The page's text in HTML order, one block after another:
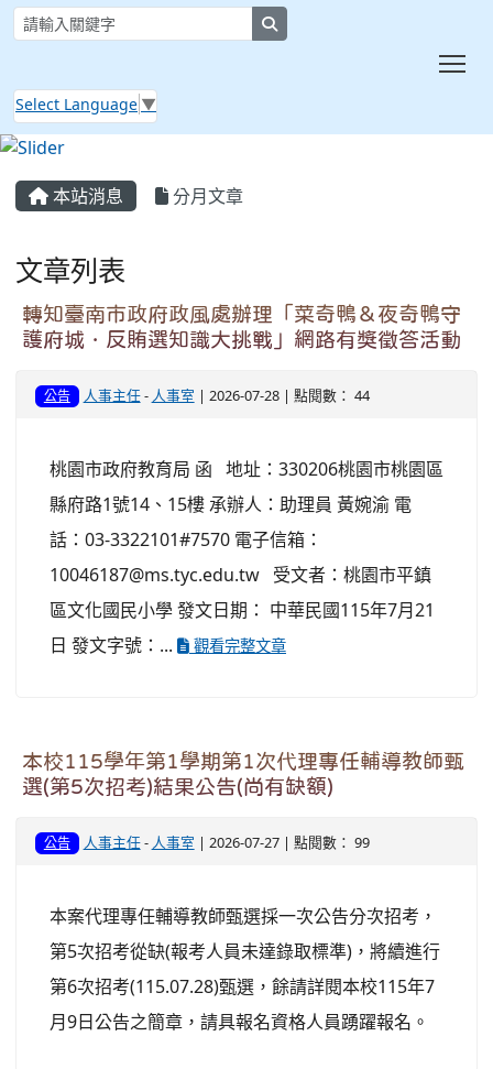
Select Language ▼
本站消息 分月文章
文章列表
轉知臺南市政府政風處辦理「菜奇鴨＆夜奇鴨守
護府城．反賄選知識大挑戰」網路有獎徵答活動
公告 人事主任- 人事室 | 2026-07-28 | 點閱數： 44
桃園市政府教育局 函 地址：330206桃園市桃園區
縣府路1號14、15樓 承辦人：助理員 黃婉渝 電
話：03-3322101#7570 電子信箱：
10046187@ms.tyc.edu.tw 受文者：桃園市平鎮
區文化國民小學 發文日期： 中華民國115年7月21
日 發文字號：...
觀看完整文章
本校115學年第1學期第1次代理專任輔導教師甄
選(第5次招考)結果公告(尚有缺額)
公告 人事主任- 人事室 | 2026-07-27 | 點閱數： 99
本案代理專任輔導教師甄選採一次公告分次招考，
第5次招考從缺(報考人員未達錄取標準)，將續進行
第6次招考(115.07.28)甄選，餘請詳閱本校115年7
月9日公告之簡章，請具報名資格人員踴躍報名。